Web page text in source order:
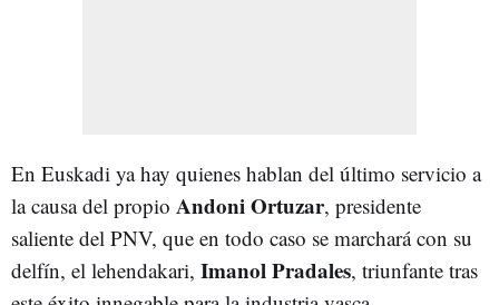
En Euskadi ya hay quienes hablan del último servicio a
la causa del propio Andoni Ortuzar, presidente
saliente del PNV, que en todo caso se marchará con su
delfín, el lehendakari, Imanol Pradales, triunfante tras